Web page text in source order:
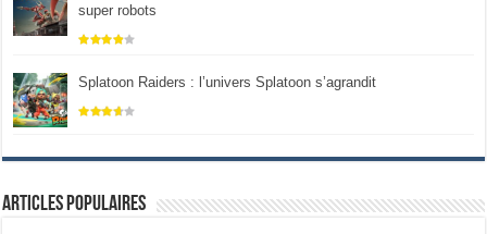
super robots
Splatoon Raiders : l’univers Splatoon s’agrandit
Articles populaires